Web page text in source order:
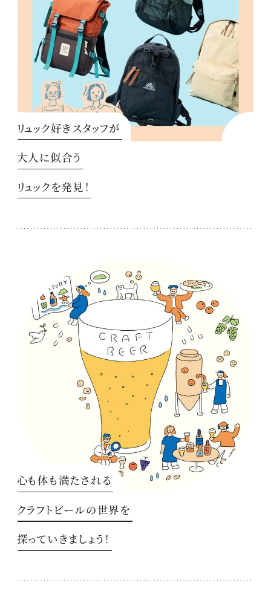
リュック好きスタッフが
大人に似合う
リュックを発見！
心も体も満たされる
クラフトビールの世界を
探っていきましょう！